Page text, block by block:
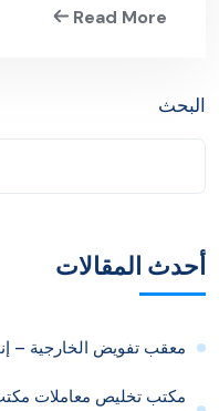
Read More
البحث
أحدث المقالات
معقب تفويض الخارجية –
مكتب تخليص معاملات